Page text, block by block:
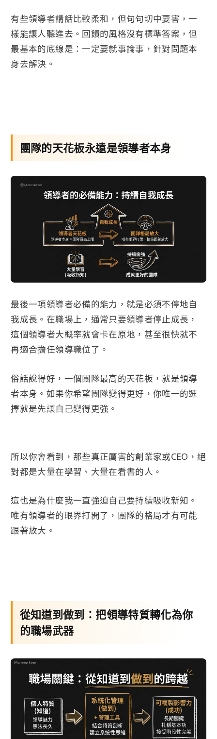
有些領導者講話比較柔和，但句句切中要害，一
樣能讓人聽進去。回饋的風格沒有標準答案，但
最基本的底線是：一定要就事論事，針對問題本
身去解決。
團隊的天花板永遠是領導者本身
最後一項領導者必備的能力，就是必須不停地自
我成長。在職場上，通常只要領導者停止成長，
這個領導者大概率就會卡在原地，甚至很快就不
再適合擔任領導職位了。
俗話說得好，一個團隊最高的天花板，就是領導
者本身。如果你希望團隊變得更好，你唯一的選
擇就是先讓自己變得更強。
所以你會看到，那些真正厲害的創業家或CEO，絕
對都是大量在學習、大量在看書的人。
這也是為什麼我一直強迫自己要持續吸收新知。
唯有領導者的眼界打開了，團隊的格局才有可能
跟著放大。
從知道到做到：把領導特質轉化為你
的職場武器